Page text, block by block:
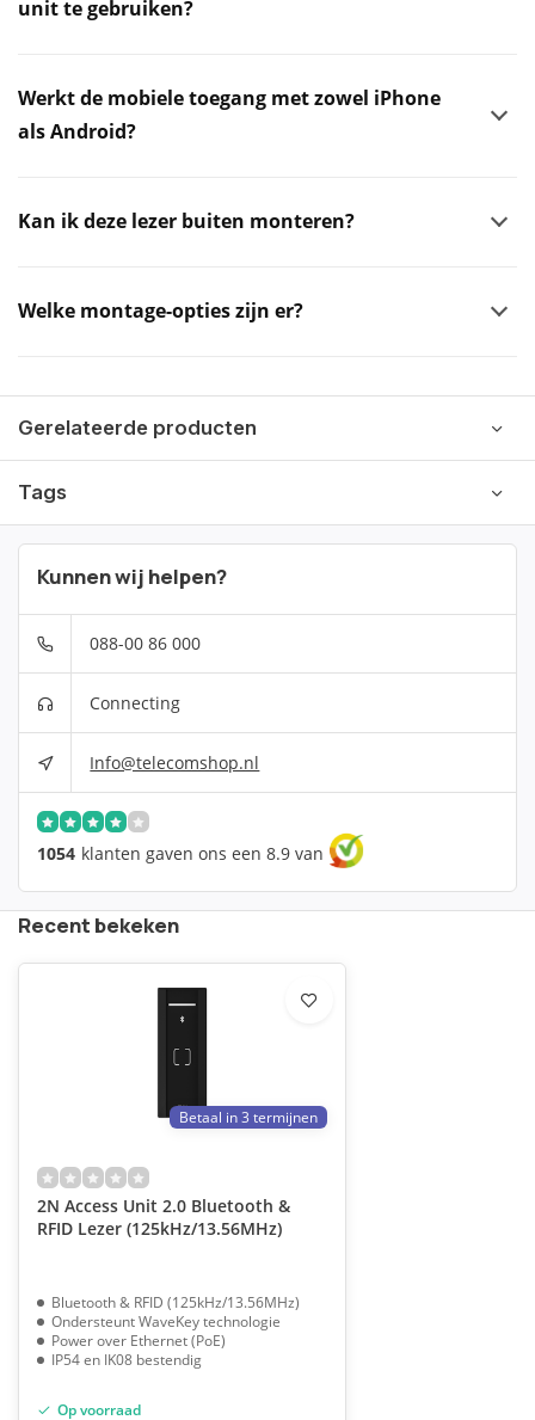
unit te gebruiken?
Werkt de mobiele toegang met zowel iPhone
als Android?
Kan ik deze lezer buiten monteren?
Welke montage-opties zijn er?
Gerelateerde producten
Tags
Kunnen wij helpen?
088-00 86 000
Connecting
Info@telecomshop.nl
1054 klanten gaven ons een 8.9 van
Recent bekeken
Betaal in 3 termijnen
2N Access Unit 2.0 Bluetooth &
RFID Lezer (125kHz/13.56MHz)
Bluetooth & RFID (125kHz/13.56MHz)
Ondersteunt WaveKey technologie
Power over Ethernet (PoE)
IP54 en IK08 bestendig
Op voorraad